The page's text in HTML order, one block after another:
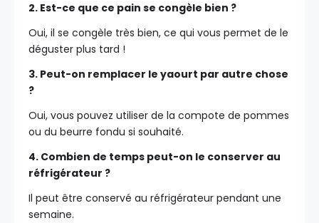
2. Est-ce que ce pain se congèle bien ?
Oui, il se congèle très bien, ce qui vous permet de le
déguster plus tard !
3. Peut-on remplacer le yaourt par autre chose
?
Oui, vous pouvez utiliser de la compote de pommes
ou du beurre fondu si souhaité.
4. Combien de temps peut-on le conserver au
réfrigérateur ?
Il peut être conservé au réfrigérateur pendant une
semaine.